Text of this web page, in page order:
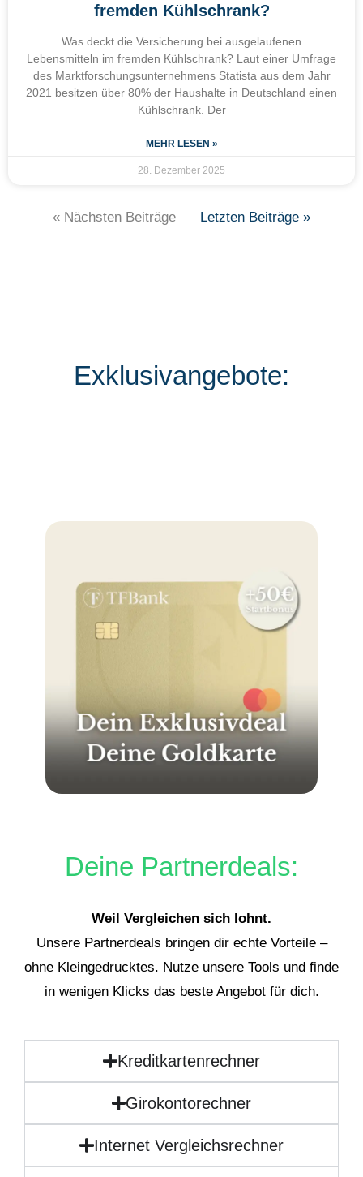
fremden Kühlschrank?
Was deckt die Versicherung bei ausgelaufenen
Lebensmitteln im fremden Kühlschrank? Laut einer Umfrage
des Marktforschungsunternehmens Statista aus dem Jahr
2021 besitzen über 80% der Haushalte in Deutschland einen
Kühlschrank. Der
MEHR LESEN »
28. Dezember 2025
« Nächsten Beiträge Letzten Beiträge »
Exklusivangebote:
Deine Partnerdeals:
Weil Vergleichen sich lohnt.
Unsere Partnerdeals bringen dir echte Vorteile –
ohne Kleingedrucktes. Nutze unsere Tools und finde
in wenigen Klicks das beste Angebot für dich.
Kreditkartenrechner
Girokontorechner
Internet Vergleichsrechner